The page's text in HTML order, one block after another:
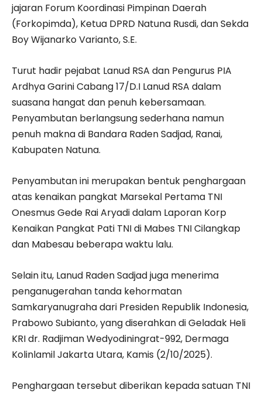
jajaran Forum Koordinasi Pimpinan Daerah
(Forkopimda), Ketua DPRD Natuna Rusdi, dan Sekda
Boy Wijanarko Varianto, S.E.
Turut hadir pejabat Lanud RSA dan Pengurus PIA
Ardhya Garini Cabang 17/D.I Lanud RSA dalam
suasana hangat dan penuh kebersamaan.
Penyambutan berlangsung sederhana namun
penuh makna di Bandara Raden Sadjad, Ranai,
Kabupaten Natuna.
Penyambutan ini merupakan bentuk penghargaan
atas kenaikan pangkat Marsekal Pertama TNI
Onesmus Gede Rai Aryadi dalam Laporan Korp
Kenaikan Pangkat Pati TNI di Mabes TNI Cilangkap
dan Mabesau beberapa waktu lalu.
Selain itu, Lanud Raden Sadjad juga menerima
penganugerahan tanda kehormatan
Samkaryanugraha dari Presiden Republik Indonesia,
Prabowo Subianto, yang diserahkan di Geladak Heli
KRI dr. Radjiman Wedyodiningrat-992, Dermaga
Kolinlamil Jakarta Utara, Kamis (2/10/2025).
Penghargaan tersebut diberikan kepada satuan TNI